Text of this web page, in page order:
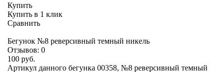
Купить
Купить в 1 клик
Сравнить
Бегунок №8 реверсивный темный никель
Отзывов: 0
100 руб.
Артикул данного бегунка 00358, №8 реверсивный темный